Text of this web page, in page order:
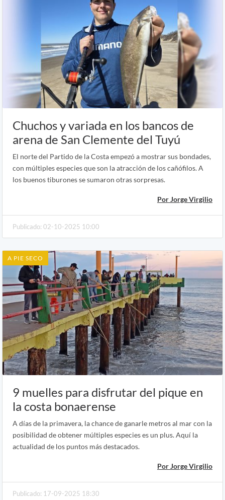
Chuchos y variada en los bancos de
arena de San Clemente del Tuyú
El norte del Partido de la Costa empezó a mostrar sus bondades,
con múltiples especies que son la atracción de los cañófilos. A
los buenos tiburones se sumaron otras sorpresas.
Por Jorge Virgilio
Publicado: 02-10-2025 10:00
A PIE SECO
9 muelles para disfrutar del pique en
la costa bonaerense
A días de la primavera, la chance de ganarle metros al mar con la
posibilidad de obtener múltiples especies es un plus. Aquí la
actualidad de los puntos más destacados.
Por Jorge Virgilio
Publicado: 17-09-2025 18:30